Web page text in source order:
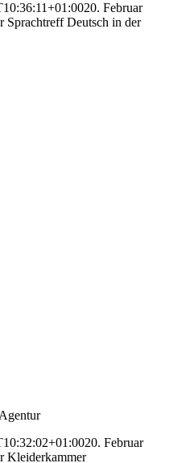
20. Februar
Sprachtreff Deutsch in der
20. Februar
Kleiderkammer